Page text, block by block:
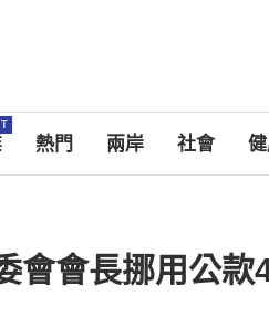
熱門 兩岸 社會
會會長挪用公